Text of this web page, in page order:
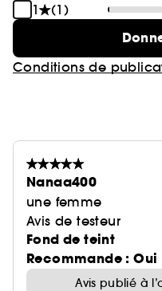
1
(1)
Conditions de
Nanaa400
une femme
Avis de testeur
Fond de teint
Recommande : Oui
Avis publié à